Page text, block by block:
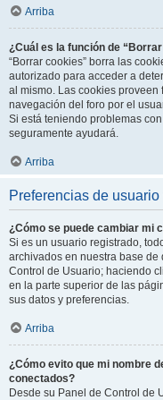
Arriba
¿Cuál es la función de
“Borrar cookies” borra las
autorizado para acceder a
al mismo. Las cookies
navegación del foro por el
Si está teniendo problemas
seguramente ayudará.
Arriba
Preferencias de
¿Cómo se puede cambiar mi
Si es un usuario registrado,
archivados en nuestra base de
Control de Usuario; haciendo
en la parte superior de las
sus datos y preferencias.
Arriba
¿Cómo evito que mi nombre
conectados?
Desde su Panel de Control de